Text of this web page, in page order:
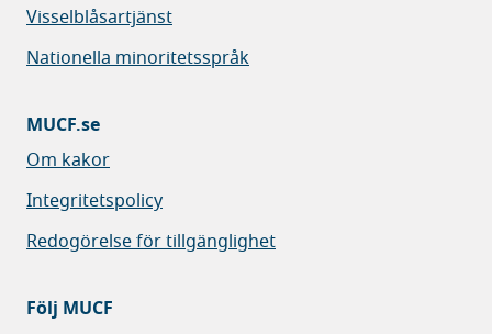
Visselblåsartjänst
Nationella minoritetsspråk
MUCF.se
Om kakor
Integritetspolicy
Redogörelse för tillgänglighet
Följ MUCF